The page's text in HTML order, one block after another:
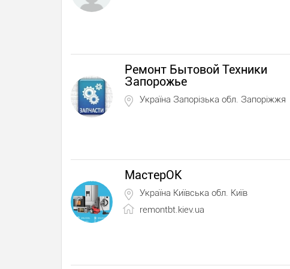
Ремонт Бытовой Техники
Запорожье
Україна Запорізька обл. Запоріжжя
МастерОК
Україна Київська обл. Київ
remontbt.kiev.ua